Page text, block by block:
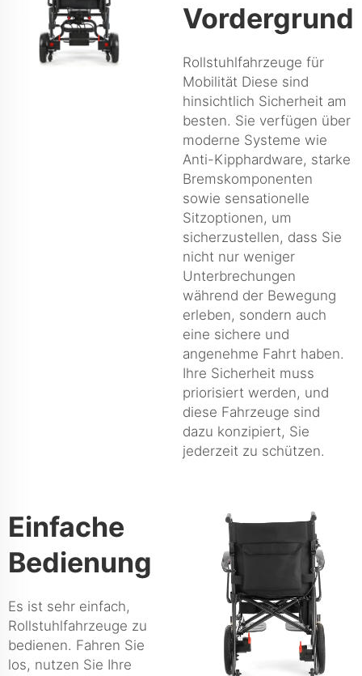
Vordergrund
Rollstuhlfahrzeuge für
Mobilität Diese sind
hinsichtlich Sicherheit am
besten. Sie verfügen über
moderne Systeme wie
Anti-Kipphardware, starke
Bremskomponenten
sowie sensationelle
Sitzoptionen, um
sicherzustellen, dass Sie
nicht nur weniger
Unterbrechungen
während der Bewegung
erleben, sondern auch
eine sichere und
angenehme Fahrt haben.
Ihre Sicherheit muss
priorisiert werden, und
diese Fahrzeuge sind
dazu konzipiert, Sie
jederzeit zu schützen.
Einfache
Bedienung
Es ist sehr einfach,
Rollstuhlfahrzeuge zu
bedienen. Fahren Sie
los, nutzen Sie Ihre